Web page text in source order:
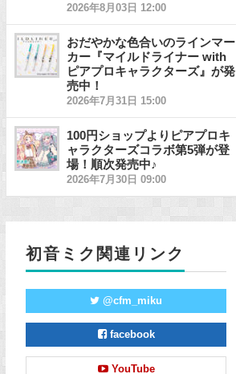
2026年8月03日 12:00
おだやかな色合いのラインマー
カー『マイルドライナー with
ピアプロキャラクターズ』が発
売中！
2026年7月31日 15:00
100円ショップよりピアプロキ
ャラクターズコラボ第5弾が登
場！順次発売中♪
2026年7月30日 09:00
初音ミク関連リンク
@cfm_miku
facebook
YouTube